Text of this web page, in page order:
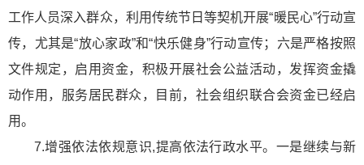
工作人员深入群众，利用传统节日等契机开展“暖民心”行动宣
传，尤其是“放心家政”和“快乐健身”行动宣传；六是严格按照
文件规定，启用资金，积极开展社会公益活动，发挥资金撬
动作用，服务居民群众，目前，社会组织联合会资金已经启
用。
7.增强依法依规意识,提高依法行政水平。一是继续与新